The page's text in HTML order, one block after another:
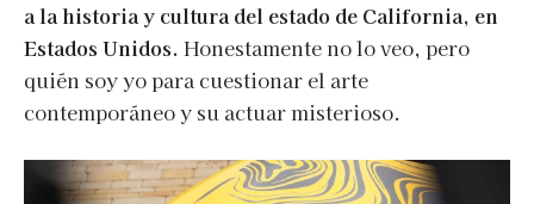
a la historia y cultura del estado de California, en
Estados Unidos. Honestamente no lo veo, pero
quién soy yo para cuestionar el arte
contemporáneo y su actuar misterioso.